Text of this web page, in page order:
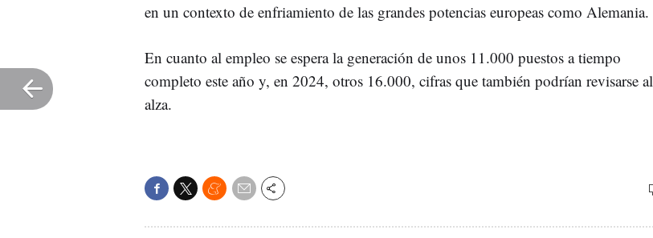
en un contexto de enfriamiento de las grandes potencias europeas como Alemania.
En cuanto al empleo se espera la generación de unos 11.000 puestos a tiempo
completo este año y, en 2024, otros 16.000, cifras que también podrían revisarse al
alza.